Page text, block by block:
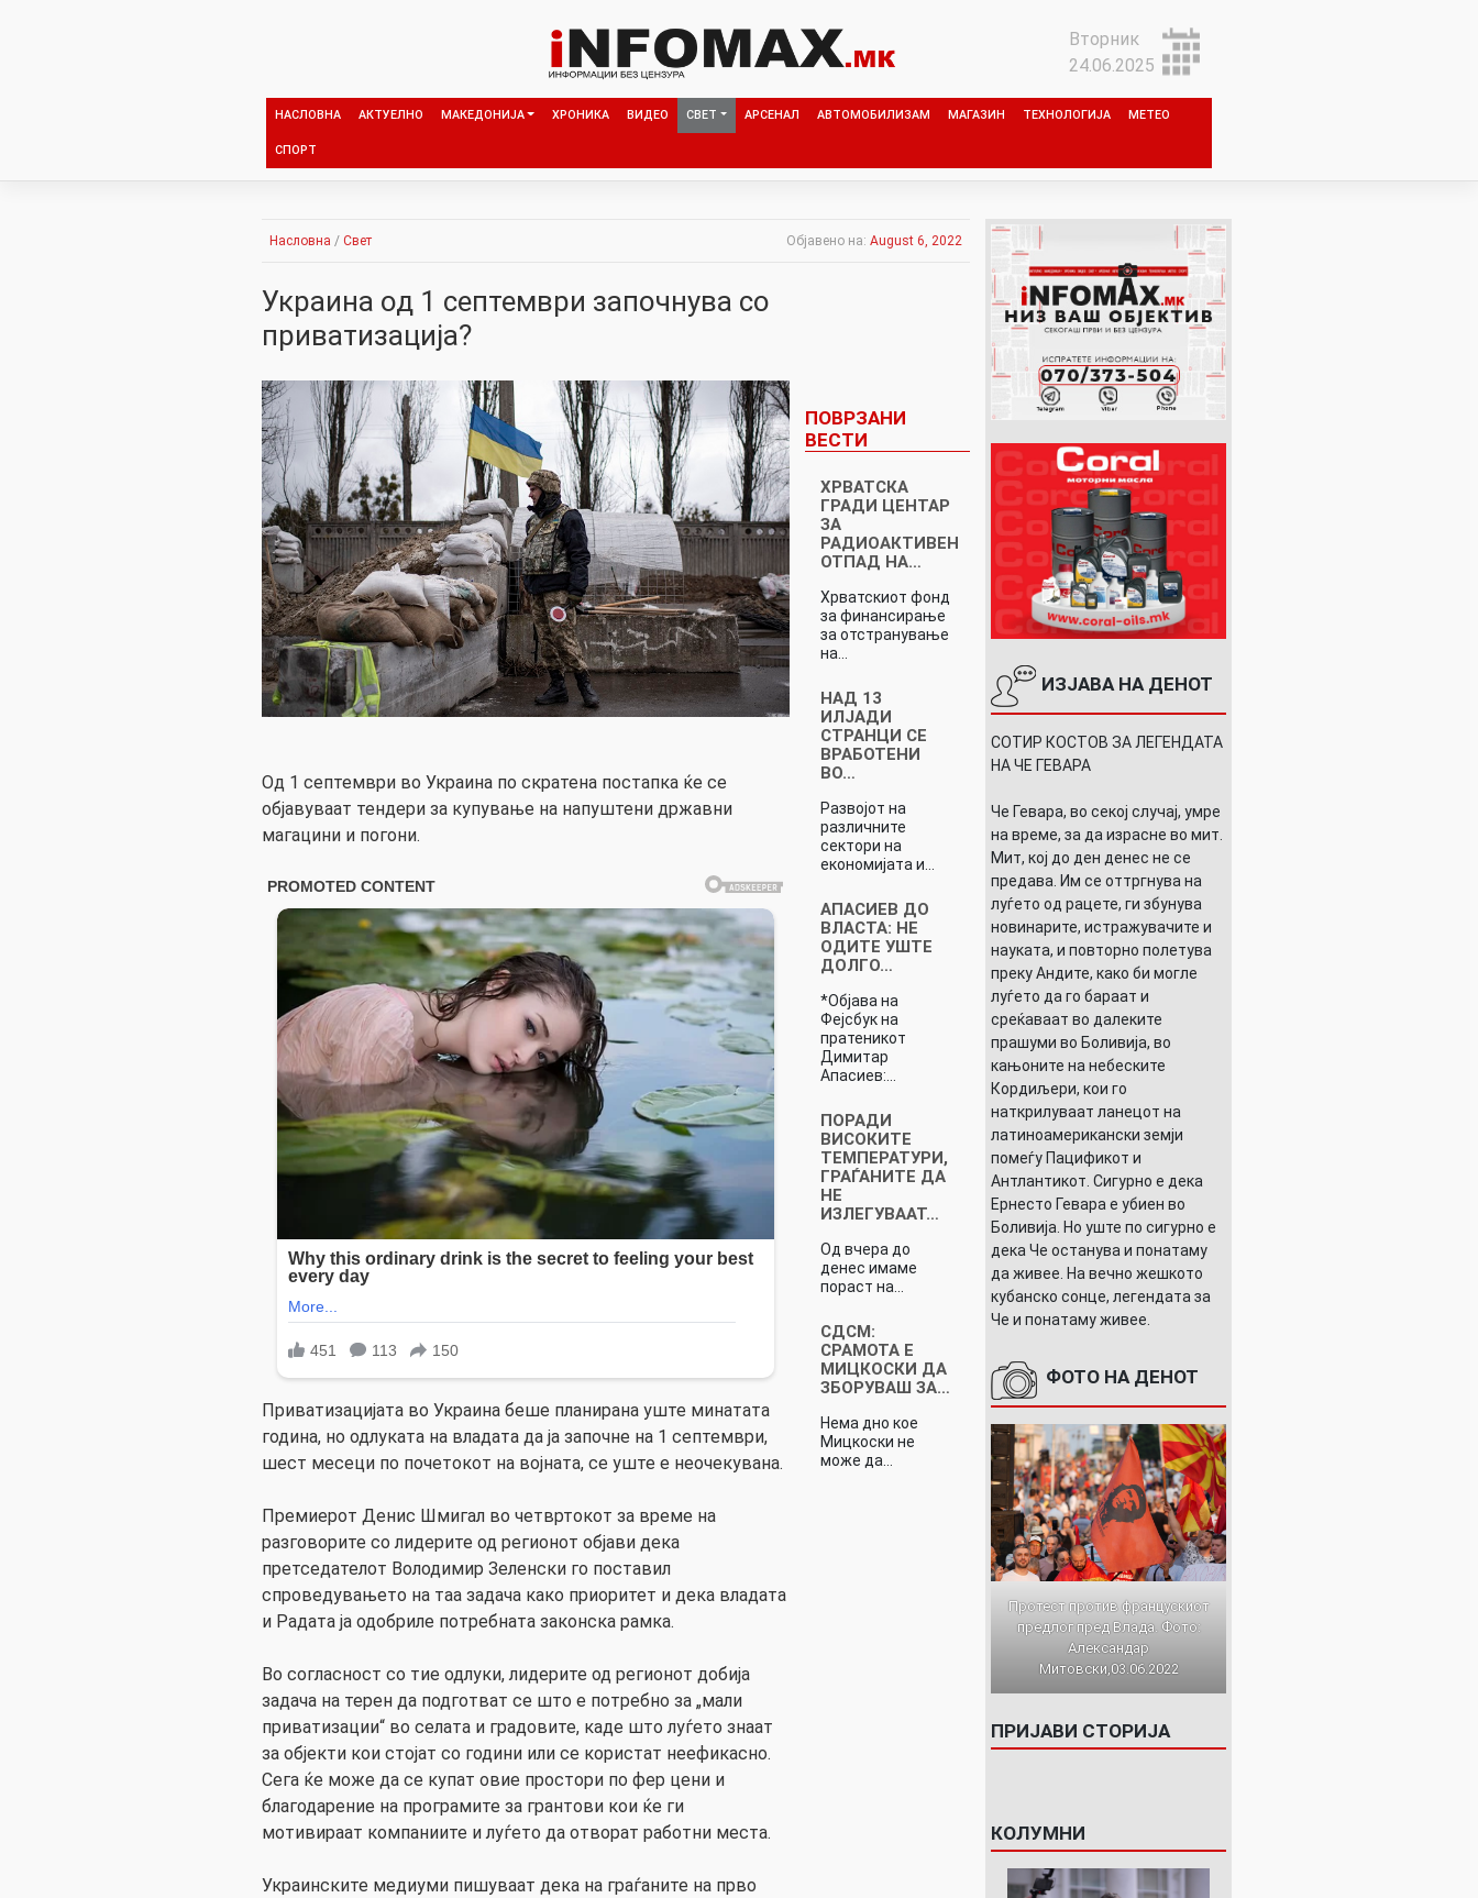
Вторник
24.06.2025
НАСЛОВНА АКТУЕЛНО МАКЕДОНИЈА ХРОНИКА ВИДЕО СВЕТ АРСЕНАЛ АВТОМОБИЛИЗАМ МАГАЗИН ТЕХНОЛОГИЈА МЕТЕО
СПОРТ
Насловна / Свет Објавено на: August 6, 2022
Украина од 1 септември започнува со
приватизација?
Од 1 септември во Украина по скратена постапка ќе се
објавуваат тендери за купување на напуштени државни
магацини и погони.
Приватизацијата во Украина беше планирана уште минатата
година, но одлуката на владата да ја започне на 1 септември,
шест месеци по почетокот на војната, се уште е неочекувана.
Премиерот Денис Шмигал во четвртокот за време на
разговорите со лидерите од регионот објави дека
претседателот Володимир Зеленски го поставил
спроведувањето на таа задача како приоритет и дека владата
и Радата ја одобриле потребната законска рамка.
Во согласност со тие одлуки, лидерите од регионот добија
задача на терен да подготват се што е потребно за „мали
приватизации“ во селата и градовите, каде што луѓето знаат
за објекти кои стојат со години или се користат неефикасно.
Сега ќе може да се купат овие простори по фер цени и
благодарение на програмите за грантови кои ќе ги
мотивираат компаниите и луѓето да отворат работни места.
Украинските медиуми пишуваат дека на граѓаните на прво
ПОВРЗАНИ
ВЕСТИ
ХРВАТСКА
ГРАДИ ЦЕНТАР
ЗА
РАДИОАКТИВЕН
ОТПАД НА…
Хрватскиот фонд
за финансирање
за отстранување
на…
НАД 13
ИЛЈАДИ
СТРАНЦИ СЕ
ВРАБОТЕНИ
ВО…
Развојот на
различните
сектори на
економијата и…
АПАСИЕВ ДО
ВЛАСТА: НЕ
ОДИТЕ УШТЕ
ДОЛГО…
*Објава на
Фејсбук на
пратеникот
Димитар
Апасиев:…
ПОРАДИ
ВИСОКИТЕ
ТЕМПЕРАТУРИ,
ГРАЃАНИТЕ ДА
НЕ
ИЗЛЕГУВААТ…
Од вчера до
денес имаме
пораст на…
СДСМ:
СРАМОТА Е
МИЦКОСКИ ДА
ЗБОРУВАШ ЗА…
Нема дно кое
Мицкоски не
може да…
ИЗЈАВА НА ДЕНОТ
СОТИР КОСТОВ ЗА ЛЕГЕНДАТА
НА ЧЕ ГЕВАРА
Че Гевара, во секој случај, умре
на време, за да израсне во мит.
Мит, кој до ден денес не се
предава. Им се оттргнува на
луѓето од рацете, ги збунува
новинарите, истражувачите и
науката, и повторно полетува
преку Андите, како би могле
луѓето да го бараат и
среќаваат во далеките
прашуми во Боливија, во
кањоните на небеските
Кордиљери, кои го
наткрилуваат ланецот на
латиноамерикански земји
помеѓу Пацификот и
Антлантикот. Сигурно е дека
Ернесто Гевара е убиен во
Боливија. Но уште по сигурно е
дека Че останува и понатаму
да живее. На вечно жешкото
кубанско сонце, легендата за
Че и понатаму живее.
ФОТО НА ДЕНОТ
Протест против францускиот
предлог пред Влада. Фото:
Александар
Митовски,03.06.2022
ПРИЈАВИ СТОРИЈА
КОЛУМНИ